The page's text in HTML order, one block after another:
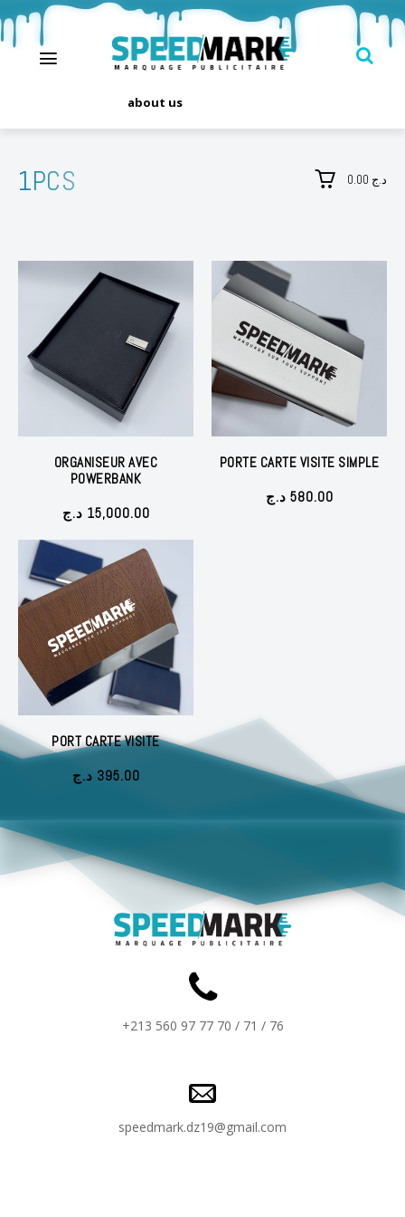
about us
1PCS 0.00 د.ج
ORGANISEUR AVEC
POWERBANK
15,000.00 د.ج
PORTE CARTE VISITE SIMPLE
580.00 د.ج
PORT CARTE VISITE
395.00 د.ج
+213 560 97 77 70 / 71 / 76
speedmark.dz19@gmail.com